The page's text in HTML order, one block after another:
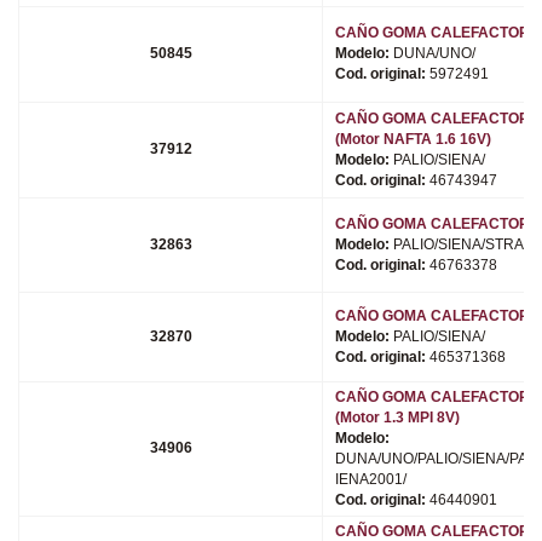
50845
CAÑO GOMA CALEFACTOR
Modelo: DUNA/UNO/
Cod. original: 5972491
37912
CAÑO GOMA CALEFACTOR
(Motor NAFTA 1.6 16V)
Modelo: PALIO/SIENA/
Cod. original: 46743947
32863
CAÑO GOMA CALEFACTOR
Modelo: PALIO/SIENA/
Cod. original: 46763378
32870
CAÑO GOMA CALEFACTOR
Modelo: PALIO/SIENA/
Cod. original: 465371368
34906
CAÑO GOMA CALEFACTOR
(Motor 1.3 MPI 8V)
Modelo:
DUNA/UNO/PALIO/SIENA/
IENA2001/
Cod. original: 46440901
CAÑO GOMA CALEFACTOR